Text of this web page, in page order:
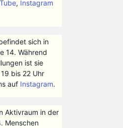
, Instagram
sich in
14. Während
ist sie
bis 22 Uhr
auf Instagram.
Aktivraum in der
Menschen